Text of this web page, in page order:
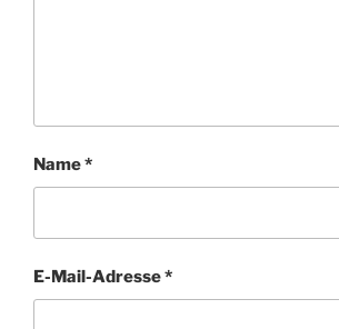
Name*
E-Mail-Adresse*